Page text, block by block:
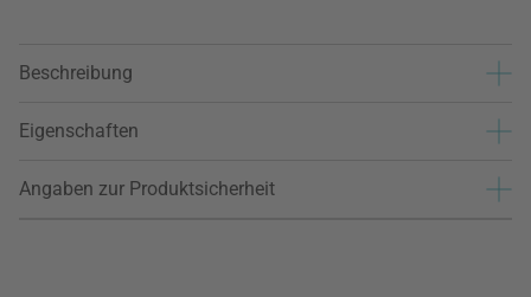
Beschreibung
Eigenschaften
Angaben zur Produktsicherheit